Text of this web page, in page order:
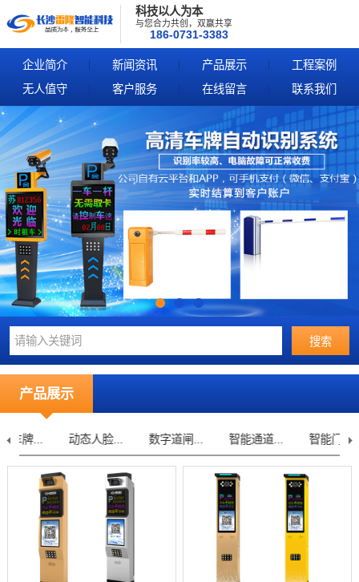
科技以人为本
与您合力共创，双赢共享
186-0731-3383
企业简介 新闻资讯 产品展示
工程案例
无人值守
客户服务 在线留言 联系我们
产品展示
动态人脸... 数字道闸... 智能通道... 智能门禁...